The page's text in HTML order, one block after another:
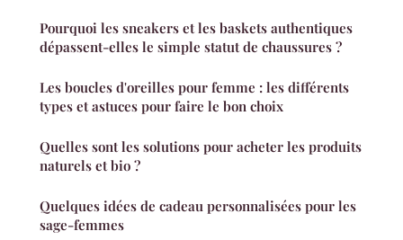
Pourquoi les sneakers et les baskets authentiques
dépassent-elles le simple statut de chaussures ?
Les boucles d'oreilles pour femme : les différents
types et astuces pour faire le bon choix
Quelles sont les solutions pour acheter les produits
naturels et bio ?
Quelques idées de cadeau personnalisées pour les
sage-femmes